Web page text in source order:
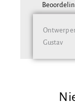
Ontwerp
Gustav